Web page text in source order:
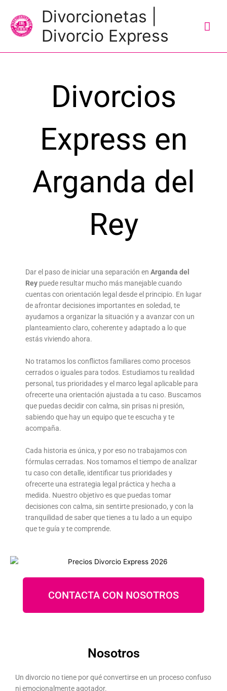
Divorcionetas |
Divorcio Express
Divorcios
Express en
Arganda del
Rey
Dar el paso de iniciar una separación en Arganda del
Rey puede resultar mucho más manejable cuando
cuentas con orientación legal desde el principio. En lugar
de afrontar decisiones importantes en soledad, te
ayudamos a organizar la situación y a avanzar con un
planteamiento claro, coherente y adaptado a lo que
estás viviendo ahora.
No tratamos los conflictos familiares como procesos
cerrados o iguales para todos. Estudiamos tu realidad
personal, tus prioridades y el marco legal aplicable para
ofrecerte una orientación ajustada a tu caso. Buscamos
que puedas decidir con calma, sin prisas ni presión,
sabiendo que hay un equipo que te escucha y te
acompaña.
Cada historia es única, y por eso no trabajamos con
fórmulas cerradas. Nos tomamos el tiempo de analizar
tu caso con detalle, identificar tus prioridades y
ofrecerte una estrategia legal práctica y hecha a
medida. Nuestro objetivo es que puedas tomar
decisiones con calma, sin sentirte presionado, y con la
tranquilidad de saber que tienes a tu lado a un equipo
que te guía y te comprende.
CONTACTA CON NOSOTROS
Nosotros
Un divorcio no tiene por qué convertirse en un proceso confuso
ni emocionalmente agotador.